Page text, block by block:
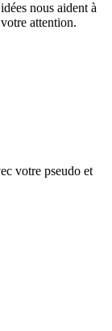
nous aident à
attention.
votre pseudo et